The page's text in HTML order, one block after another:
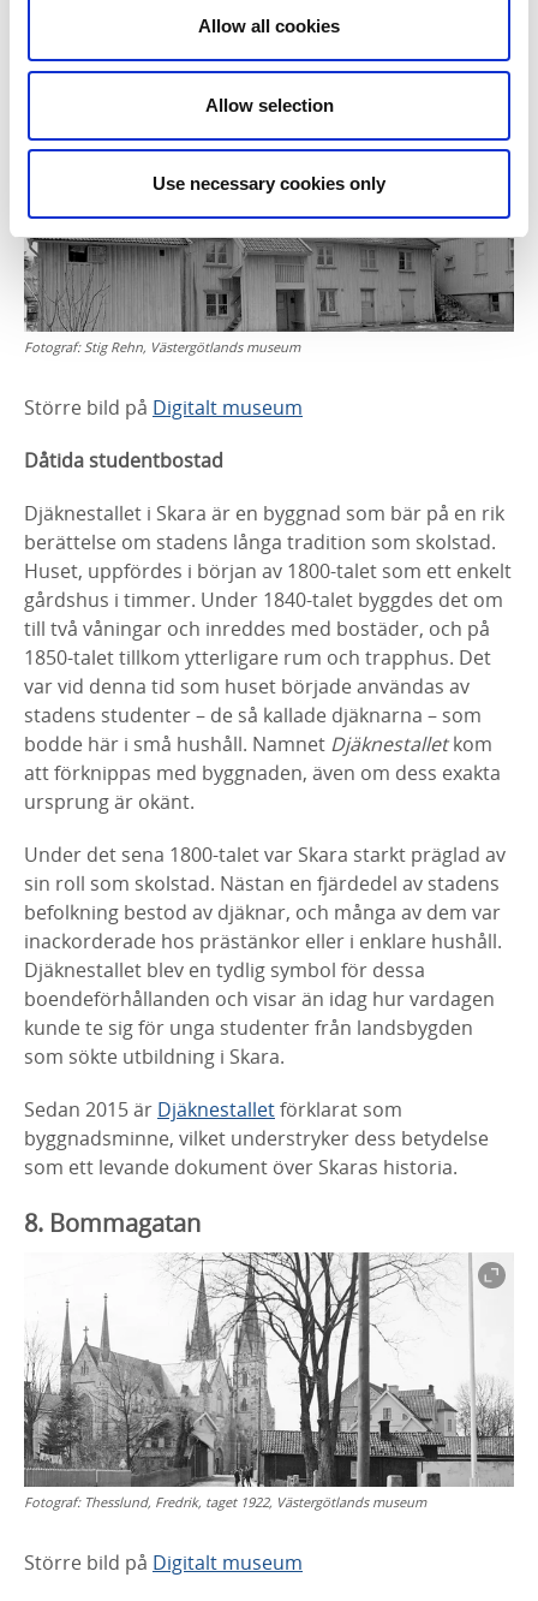
Allow all cookies
Allow selection
Use necessary cookies only
7. Djäknestallet
Fotograf:Stig Rehn, Västergötlands museum
Större bild på Digitalt museum
Dåtida studentbostad
Djäknestallet i Skara är en byggnad som bär på en rik
berättelse om stadens långa tradition som skolstad.
Huset, uppfördes i början av 1800-talet som ett enkelt
gårdshus i timmer. Under 1840-talet byggdes det om
till två våningar och inreddes med bostäder, och på
1850-talet tillkom ytterligare rum och trapphus. Det
var vid denna tid som huset började användas av
stadens studenter – de så kallade djäknarna – som
bodde här i små hushåll. Namnet Djäknestalletkom
att förknippas med byggnaden, även om dess exakta
ursprung är okänt.
Under det sena 1800-talet var Skara starkt präglad av
sin roll som skolstad. Nästan en fjärdedel av stadens
befolkning bestod av djäknar, och många av dem var
inackorderade hos prästänkor eller i enklare hushåll.
Djäknestallet blev en tydlig symbol för dessa
boendeförhållanden och visar än idag hur vardagen
kunde te sigför unga studenter från landsbygden
som sökte utbildning i Skara.
Sedan 2015 är Djäknestalletförklarat som
byggnadsminne, vilket understryker dess betydelse
som ett levande dokument över Skaras historia.
8. Bommagatan
Fotograf: Thesslund, Fredrik, taget 1922, Västergötlands museum
Större bild på Digitalt museum